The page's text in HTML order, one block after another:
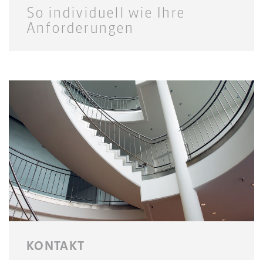
So individuell wie Ihre
Anforderungen
KONTAKT